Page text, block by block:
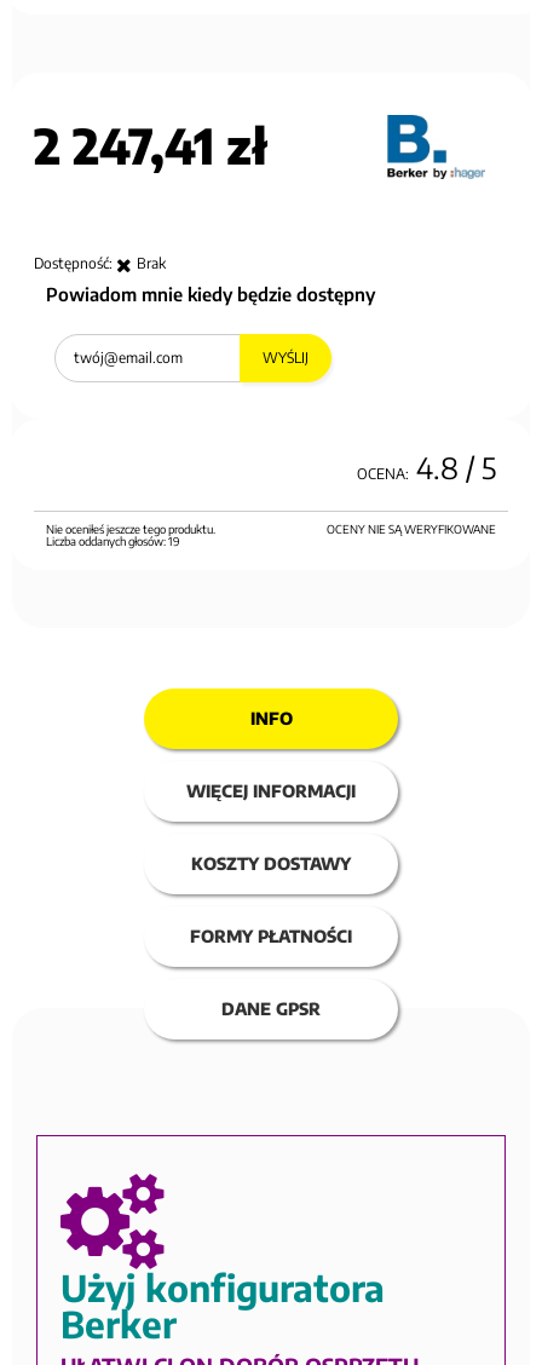
2 247,41 zł
Dostępność: Brak
Powiadom mnie kiedy będzie dostępny
WYŚLIJ
OCENA: 4.8 / 5
OCENY NIE SĄ WERYFIKOWANE
Nie oceniłeś jeszcze tego produktu.
Liczba oddanych głosów:19
INFO
WIĘCEJ INFORMACJI
KOSZTY DOSTAWY
FORMY PŁATNOŚCI
DANE GPSR
Użyj konfiguratora
Berker